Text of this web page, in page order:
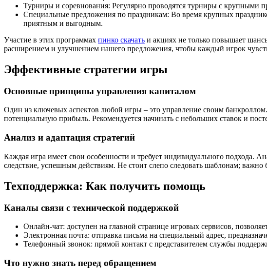
Турниры и соревнования: Регулярно проводятся турниры с крупными
Специальные предложения по праздникам: Во время крупных
приятным и выгодным.
Участие в этих программах пинко скачать и акциях не только повышает
расширением и улучшением нашего предложения, чтобы каждый игрок
Эффективные стратегии игры
Основные принципы управления капиталом
Один из ключевых аспектов любой игры – это управление своим
потенциальную прибыль. Рекомендуется начинать с небольших ставок и
Анализ и адаптация стратегий
Каждая игра имеет свои особенности и требует индивидуального подхода.
следствие, успешным действиям. Не стоит слепо следовать шаблонам;
Техподдержка: Как получить помощь
Каналы связи с технической поддержкой
Онлайн-чат: доступен на главной странице игровых сервисов,
Электронная почта: отправка письма на специальный адрес,
Телефонный звонок: прямой контакт с представителем службы
Что нужно знать перед обращением